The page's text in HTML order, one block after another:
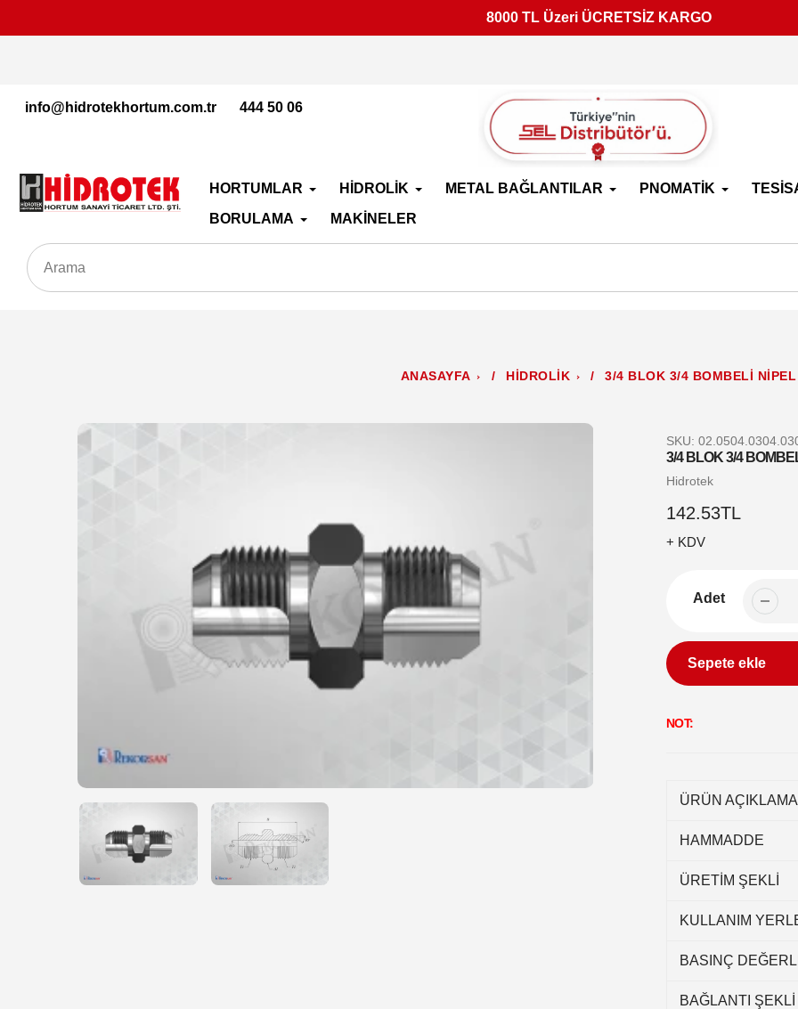
8000 TL Üzeri ÜCRETSİZ KARGO
info@hidrotekhortum.com.tr 444 50 06
HORTUMLAR HİDROLİK METAL BAĞLANTILAR PNOMATİK
BORULAMA
MAKİNELER
ANASAYFA / HİDROLİK / 3/4 BLOK 3/4 BOMBELİ NİPEL
SKU:
3/4 BLOK 3/4
Satıcı
Hidrotek
Normal
fiyat
142.53TL
+ KDV
Adet
Sepete ekle
ürün
NOT:
ÜRÜN
HAMMADDE
ÜRETİM ŞEKLİ
KULLANIM
BASINÇ
BAĞLANTI ŞEKLİ